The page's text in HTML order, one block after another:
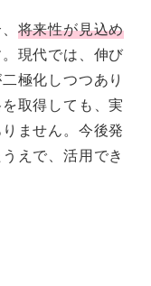
将来性が見込め
現代では、伸び
極化しつつあり
取得しても、実
ません。今後発
えで、活用でき